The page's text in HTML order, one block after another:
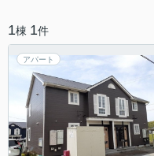
1棟 1件
アパート